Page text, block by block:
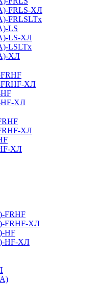
FRLS-ХЛ
FRLSLTx
LS
LS-ХЛ
LSLTx
ХЛ
ХЛ
ХЛ
ХЛ
ХЛ
FRHF
FRHF-ХЛ
HF
HF-ХЛ